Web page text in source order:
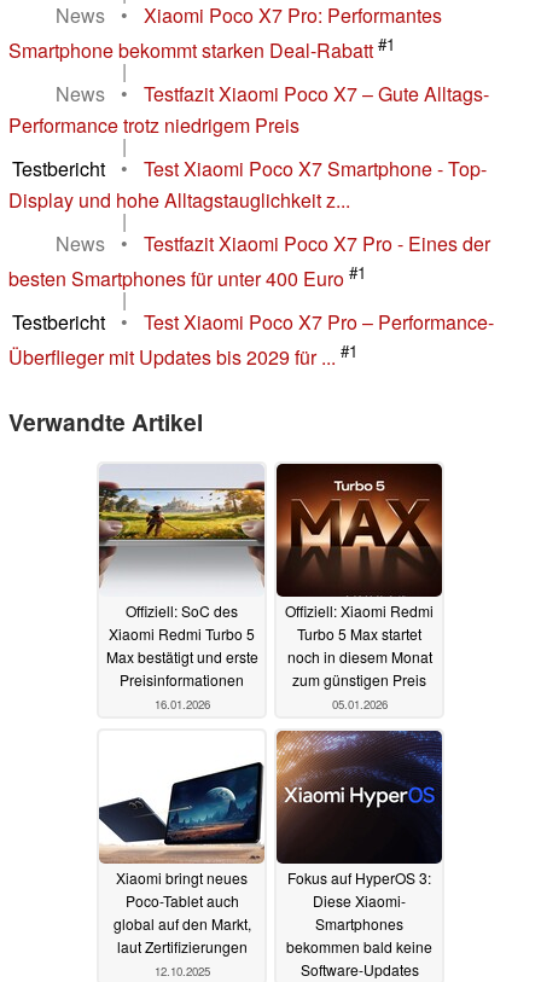
News
•
Xiaomi Poco X7 Pro: Performantes
Smartphone bekommt starken Deal-Rabatt #1
|
News
•
Testfazit Xiaomi Poco X7 – Gute Alltags-
Performance trotz niedrigem Preis
|
Testbericht
•
Test Xiaomi Poco X7 Smartphone - Top-
Display und hohe Alltagstauglichkeit z...
|
News
•
Testfazit Xiaomi Poco X7 Pro - Eines der
besten Smartphones für unter 400 Euro #1
|
Testbericht
•
Test Xiaomi Poco X7 Pro – Performance-
Überflieger mit Updates bis 2029 für ... #1
Verwandte Artikel
Offiziell: SoC des
Xiaomi Redmi Turbo 5
Max bestätigt und erste
Preisinformationen
16.01.2026
Offiziell: Xiaomi Redmi
Turbo 5 Max startet
noch in diesem Monat
zum günstigen Preis
05.01.2026
Xiaomi bringt neues
Poco-Tablet auch
global auf den Markt,
laut Zertifizierungen
12.10.2025
Fokus auf HyperOS 3:
Diese Xiaomi-
Smartphones
bekommen bald keine
Software-Updates